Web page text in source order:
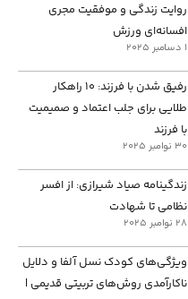
روایت زندگی و موفقیت مجری
افسانه‌ای ورزش
1 دسامبر 2025
رفیق شدن با فرزند: ۱۰ راهکار
طلایی برای جلب اعتماد و صمیمیت
با فرزند
30 نوامبر 2025
زندگینامه صیاد شیرازی: از افسر
نظامی تا شهادت
28 نوامبر 2025
ویژگی‌های کودک نسل آلفا و دلایل
ناکارآمدی روش‌های تربیتی قدیمی |